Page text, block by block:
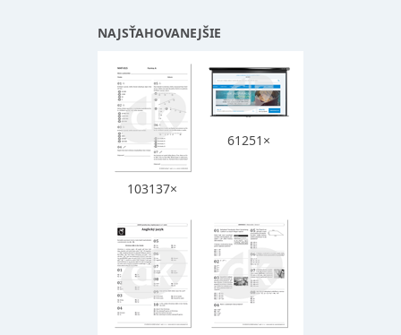
NAJSŤAHOVANEJŠIE
103137×
61251×